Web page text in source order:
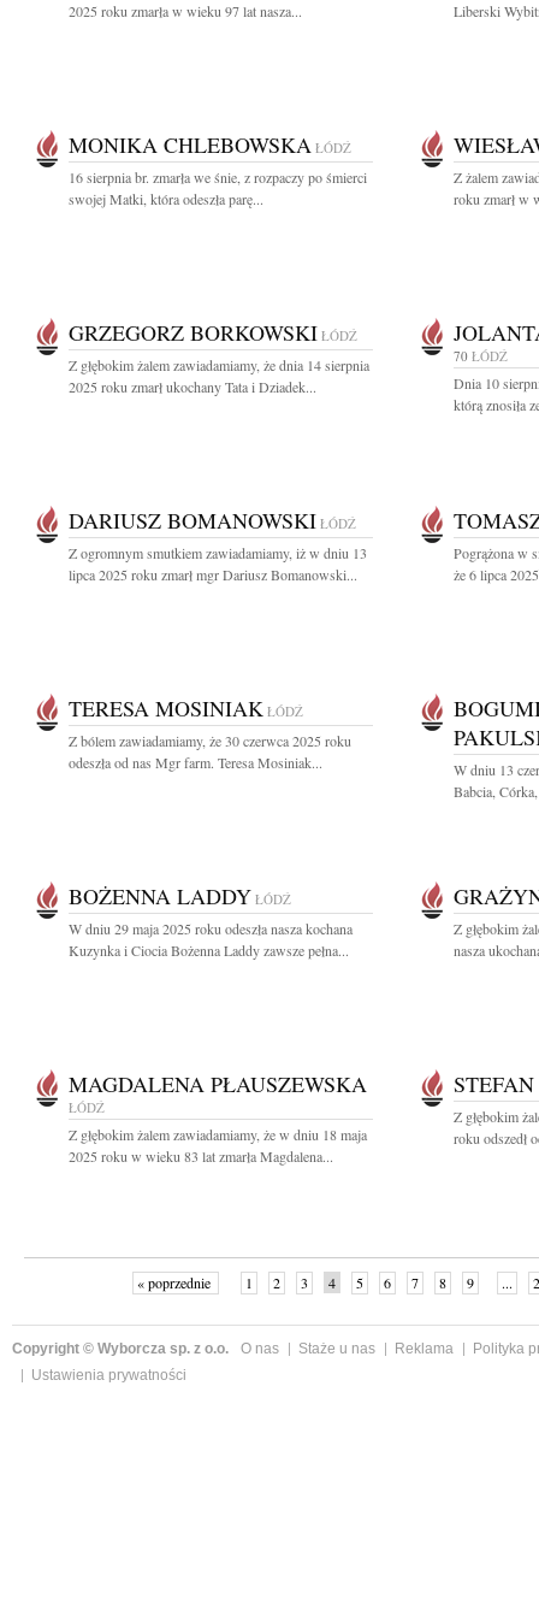
2025 roku zmarła w wieku 97 lat nasza...
Liberski
MONIKA CHLEBOWSKA ŁÓDŹ
16 sierpnia br. zmarła we śnie, z rozpaczy po śmierci
swojej Matki, która odeszła parę...
Z żalem
roku zmarł w
GRZEGORZ BORKOWSKI ŁÓDŹ
Z głębokim żalem zawiadamiamy, że dnia 14 sierpnia
2025 roku zmarł ukochany Tata i Dziadek...
70 ŁÓDŹ
Dnia 10
którą znosiła
DARIUSZ BOMANOWSKI ŁÓDŹ
Z ogromnym smutkiem zawiadamiamy, iż w dniu 13
lipca 2025 roku zmarł mgr Dariusz Bomanowski...
Pogrążona w
że 6 lipca
TERESA MOSINIAK ŁÓDŹ
Z bólem zawiadamiamy, że 30 czerwca 2025 roku
odeszła od nas Mgr farm. Teresa Mosiniak...
W dniu 13
Babcia,
BOŻENNA LADDY ŁÓDŹ
W dniu 29 maja 2025 roku odeszła nasza kochana
Kuzynka i Ciocia Bożenna Laddy zawsze pełna...
Z głębokim
nasza
MAGDALENA PŁAUSZEWSKA
ŁÓDŹ
Z głębokim żalem zawiadamiamy, że w dniu 18 maja
2025 roku w wieku 83 lat zmarła Magdalena...
Z głębokim
roku odszedł
« poprzednie 1 2 3 4 5 6 7 8 9 ...
Copyright © Wyborcza sp. z o.o. O nas Staże u nas Reklama
Polityka
Ustawienia prywatności